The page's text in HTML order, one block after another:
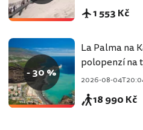
1 553 Kč
- 30 %
La Palma na
polopenzí na
2026-08-
18 990 Kč